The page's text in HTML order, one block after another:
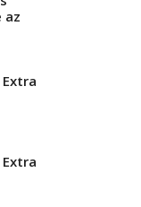
az